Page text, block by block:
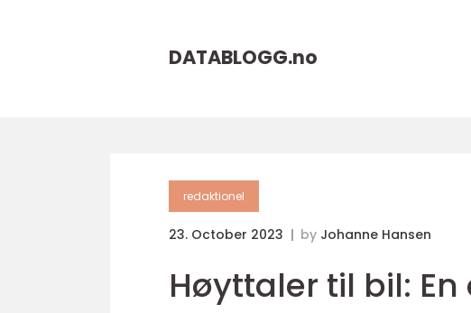
DATABLOGG.no
redaktionel
23. October 2023 by Johanne Hansen
Høyttaler til bil: